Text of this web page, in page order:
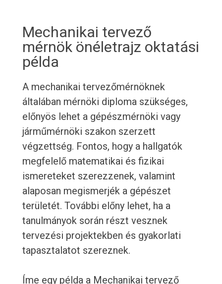
Mechanikai tervező
mérnök önéletrajz oktatási
példa
A mechanikai tervezőmérnöknek
általában mérnöki diploma szükséges,
előnyös lehet a gépészmérnöki vagy
járműmérnöki szakon szerzett
végzettség. Fontos, hogy a hallgatók
megfelelő matematikai és fizikai
ismereteket szerezzenek, valamint
alaposan megismerjék a gépészet
területét. További előny lehet, ha a
tanulmányok során részt vesznek
tervezési projektekben és gyakorlati
tapasztalatot szereznek.
Íme egy példa a Mechanikai tervező